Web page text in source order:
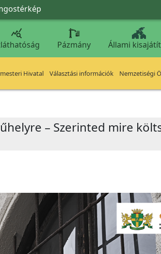

Pázmány Állami
Hivatal Választási információk Nemzetiségi
– Szerinted mire